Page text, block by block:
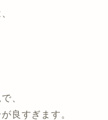
、
良すぎます。